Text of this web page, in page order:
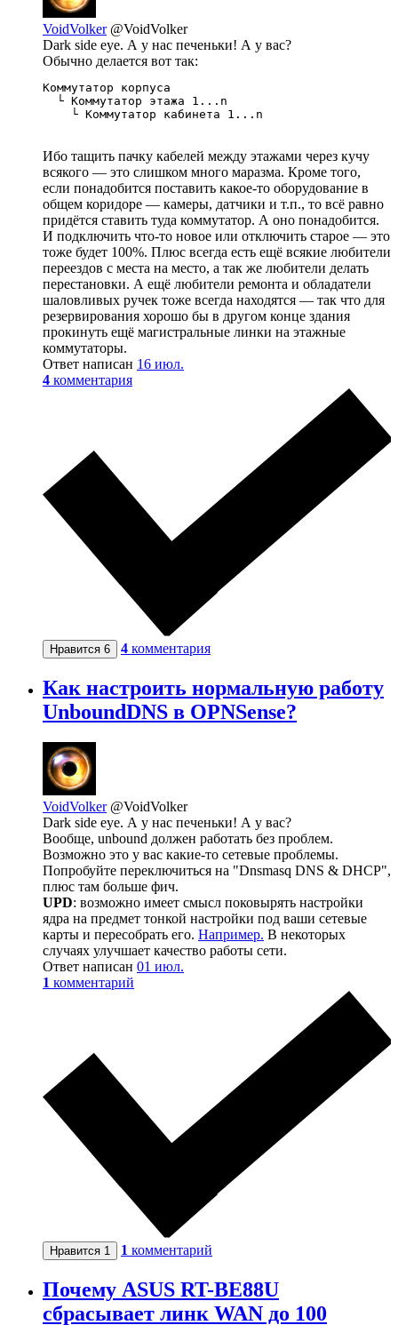
VoidVolker @VoidVolker
Dark side eye. А у нас печеньки! А у вас?
Обычно делается вот так:
Коммутатор корпуса
  └ Коммутатор этажа 1...n
    └ Коммутатор кабинета 1...n
Ибо тащить пачку кабелей между этажами через кучу
всякого — это слишком много маразма. Кроме того,
если понадобится поставить какое-то оборудование в
общем коридоре — камеры, датчики и т.п., то всё равно
придётся ставить туда коммутатор. А оно понадобится.
И подключить что-то новое или отключить старое — это
тоже будет 100%. Плюс всегда есть ещё всякие любители
переездов с места на место, а так же любители делать
перестановки. А ещё любители ремонта и обладатели
шаловливых ручек тоже всегда находятся — так что для
резервирования хорошо бы в другом конце здания
прокинуть ещё магистральные линки на этажные
коммутаторы.
Ответ написан 16 июл.
4 комментария
Нравится 6 4 комментария
Как настроить нормальную работу
UnboundDNS в OPNSense?
VoidVolker @VoidVolker
Dark side eye. А у нас печеньки! А у вас?
Вообще, unbound должен работать без проблем.
Возможно это у вас какие-то сетевые проблемы.
Попробуйте переключиться на "Dnsmasq DNS & DHCP",
плюс там больше фич.
UPD: возможно имеет смысл поковырять настройки
ядра на предмет тонкой настройки под ваши сетевые
карты и пересобрать его. Например. В некоторых
случаях улучшает качество работы сети.
Ответ написан 01 июл.
1 комментарий
Нравится 1 1 комментарий
Почему ASUS RT-BE88U
сбрасывает линк WAN до 100